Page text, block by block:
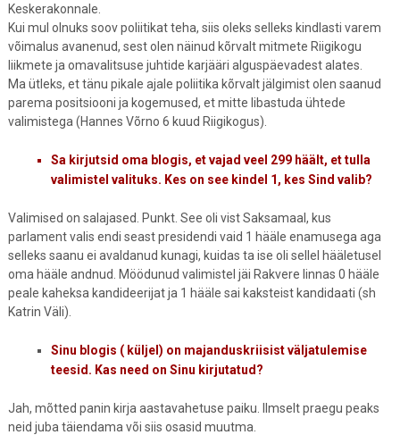
Keskerakonnale.
Kui mul olnuks soov poliitikat teha, siis oleks selleks kindlasti varem
võimalus avanenud, sest olen näinud kõrvalt mitmete Riigikogu
liikmete ja omavalitsuse juhtide karjääri alguspäevadest alates.
Ma ütleks, et tänu pikale ajale poliitika kõrvalt jälgimist olen saanud
parema positsiooni ja kogemused, et mitte libastuda ühtede
valimistega (Hannes Võrno 6 kuud Riigikogus).
Sa kirjutsid oma blogis, et vajad veel 299 häält, et tulla
valimistel valituks. Kes on see kindel 1, kes Sind valib?
Valimised on salajased. Punkt. See oli vist Saksamaal, kus
parlament valis endi seast presidendi vaid 1 hääle enamusega aga
selleks saanu ei avaldanud kunagi, kuidas ta ise oli sellel hääletusel
oma hääle andnud. Möödunud valimistel jäi Rakvere linnas 0 hääle
peale kaheksa kandideerijat ja 1 hääle sai kaksteist kandidaati (sh
Katrin Väli).
Sinu blogis ( küljel) on majanduskriisist väljatulemise
teesid. Kas need on Sinu kirjutatud?
Jah, mõtted panin kirja aastavahetuse paiku. Ilmselt praegu peaks
neid juba täiendama või siis osasid muutma.